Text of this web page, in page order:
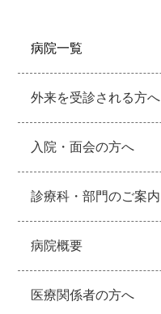
病院一覧
外来を受診される方へ
入院・面会の方へ
診療科・部門のご案内
病院概要
医療関係者の方へ